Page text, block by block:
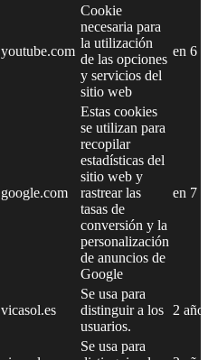
youtube.com
Cookie
necesaria para
la utilización
de las opciones
y servicios del
sitio web
en 6
google.com
Estas cookies
se utilizan para
recopilar
estadísticas del
sitio web y
rastrear las
tasas de
conversión y la
personalización
de anuncios de
Google
en 7
vicasol.es
Se usa para
distinguir a los
usuarios.
2
Se usa para